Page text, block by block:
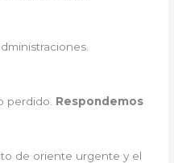
perdido. Respondemos
de oriente urgente y el